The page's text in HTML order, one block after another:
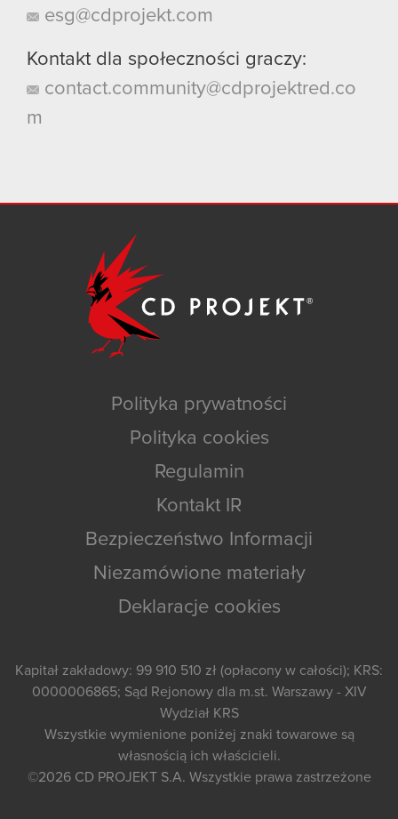
esg@cdprojekt.com
Kontakt dla społeczności graczy:
contact.community@cdprojektred.co
m
Polityka prywatności
Polityka cookies
Regulamin
Kontakt IR
Bezpieczeństwo Informacji
Niezamówione materiały
Deklaracje cookies
Kapitał zakładowy: 99 910 510 zł (opłacony w całości); KRS:
0000006865; Sąd Rejonowy dla m.st. Warszawy - XIV
Wydział KRS
Wszystkie wymienione poniżej znaki towarowe są
własnością ich właścicieli.
©2026 CD PROJEKT S.A. Wszystkie prawa zastrzeżone